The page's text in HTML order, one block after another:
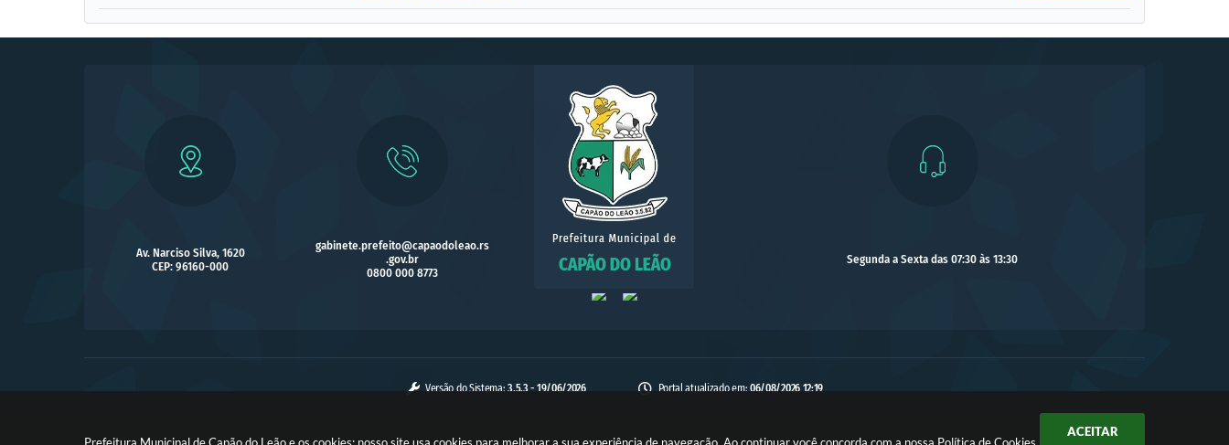
ACEITAR
Av. Narciso Silva, 1620
CEP: 96160-000
gabinete.prefeito@capaodoleao.rs
.gov.br
0800 000 8773
Segunda a Sexta das 07:30 às 13:30
Versão do Sistema:3.5.3 - 19/06/2026 Portal atualizado em:06/08/2026 12:19